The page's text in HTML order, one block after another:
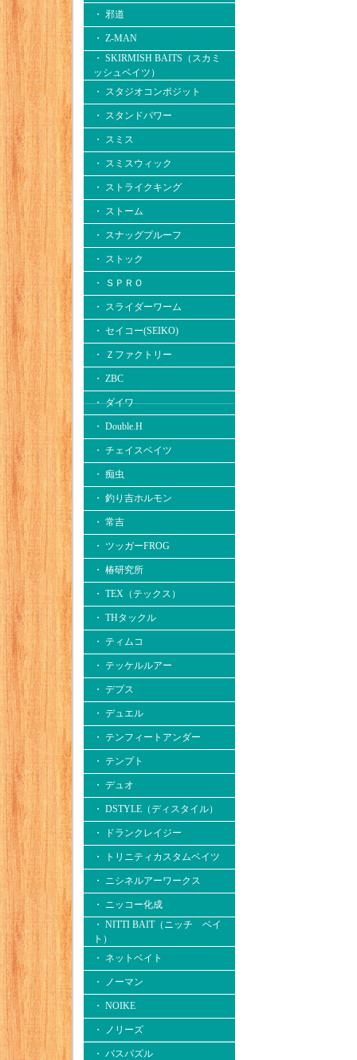
・ 邪道
・ Z-MAN
・ SKIRMISH BAITS（スカミ
ッシュベイツ）
・ スタジオコンポジット
・ スタンドパワー
・ スミス
・ スミスウィック
・ ストライクキング
・ ストーム
・ スナッグプルーフ
・ ストック
・ ＳＰＲＯ
・ スライダーワーム
・ セイコー(SEIKO)
・ Ｚファクトリー
・ ZBC
・ ダイワ
・ Double.H
・ チェイスベイツ
・ 痴虫
・ 釣り吉ホルモン
・ 常吉
・ ツッガーFROG
・ 椿研究所
・ TEX（テックス）
・ THタックル
・ ティムコ
・ テッケルルアー
・ デプス
・ デュエル
・ テンフィートアンダー
・ テンプト
・ デュオ
・ DSTYLE（ディスタイル）
・ ドランクレイジー
・ トリニティカスタムベイツ
・ ニシネルアーワークス
・ ニッコー化成
・ NITTI BAIT（ニッチ ベイ
ト）
・ ネットベイト
・ ノーマン
・ NOIKE
・ ノリーズ
・ バスパズル